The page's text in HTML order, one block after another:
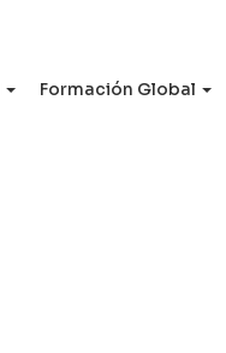
Formación Global